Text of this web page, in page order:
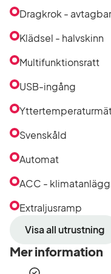
Dragkrok - avtagbar
Klädsel - halvskinn
Multifunktionsratt
USB-ingång
Svenskåld
Automat
ACC -
Extraljusramp
Visa all utrustning
Mer information